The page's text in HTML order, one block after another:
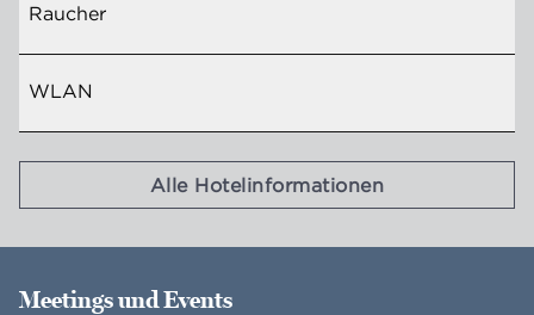
Raucher
WLAN
Alle Hotelinformationen
Meetings und Events